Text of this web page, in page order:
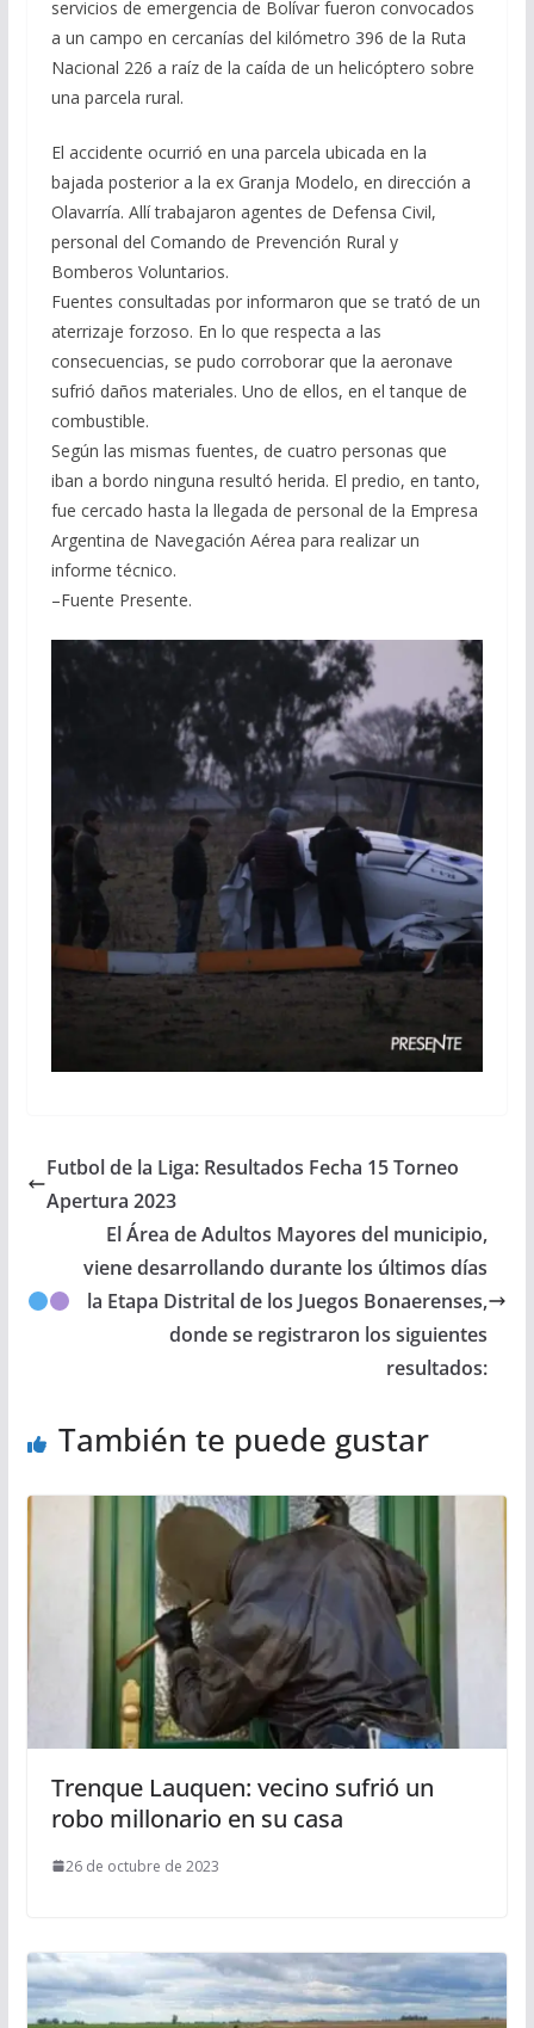
servicios de emergencia de Bolívar fueron convocados
a un campo en cercanías del kilómetro 396 de la Ruta
Nacional 226 a raíz de la caída de un helicóptero sobre
una parcela rural.
El accidente ocurrió en una parcela ubicada en la
bajada posterior a la ex Granja Modelo, en dirección a
Olavarría. Allí trabajaron agentes de Defensa Civil,
personal del Comando de Prevención Rural y
Bomberos Voluntarios.
Fuentes consultadas por informaron que se trató de un
aterrizaje forzoso. En lo que respecta a las
consecuencias, se pudo corroborar que la aeronave
sufrió daños materiales. Uno de ellos, en el tanque de
combustible.
Según las mismas fuentes, de cuatro personas que
iban a bordo ninguna resultó herida. El predio, en tanto,
fue cercado hasta la llegada de personal de la Empresa
Argentina de Navegación Aérea para realizar un
informe técnico.
–Fuente Presente.
Futbol de la Liga: Resultados Fecha 15 Torneo
Apertura 2023
El Área de Adultos Mayores del municipio,
viene desarrollando durante los últimos días
la Etapa Distrital de los Juegos Bonaerenses,
donde se registraron los siguientes
resultados:
También te puede gustar
Trenque Lauquen: vecino sufrió un
robo millonario en su casa
26 de octubre de 2023